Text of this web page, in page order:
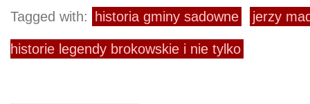
Tagged with: historia gminy sadowne jerzy
historie legendy brokowskie i nie tylko